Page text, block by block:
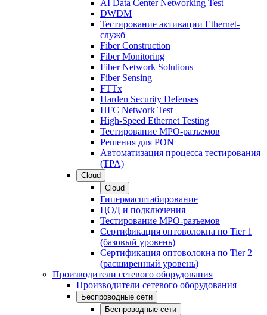
AI Data Center Networking Test
DWDM
Тестирование активации Ethernet-
служб
Fiber Construction
Fiber Monitoring
Fiber Network Solutions
Fiber Sensing
FTTx
Harden Security Defenses
HFC Network Test
High-Speed Ethernet Testing
Тестирование МРО-разъемов
Решения для PON
Автоматизация процесса тестирования
(TPA)
Cloud
Cloud
Гипермасштабирование
ЦОД и подключения
Тестирование МРО-разъемов
Сертификация оптоволокна по Tier 1
(базовый уровень)
Сертификация оптоволокна по Tier 2
(расширенный уровень)
Производители сетевого оборудования
Производители сетевого оборудования
Беспроводные сети
Беспроводные сети